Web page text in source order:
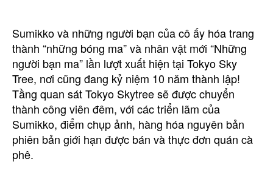
Sumikko và những người bạn của cô ấy hóa trang
thành “những bóng ma” và nhân vật mới “Những
người bạn ma” lần lượt xuất hiện tại Tokyo Sky
Tree, nơi cũng đang kỷ niệm 10 năm thành lập!
Tầng quan sát Tokyo Skytree sẽ được chuyển
thành công viên đêm, với các triển lãm của
Sumikko, điểm chụp ảnh, hàng hóa nguyên bản
phiên bản giới hạn được bán và thực đơn quán cà
phê.